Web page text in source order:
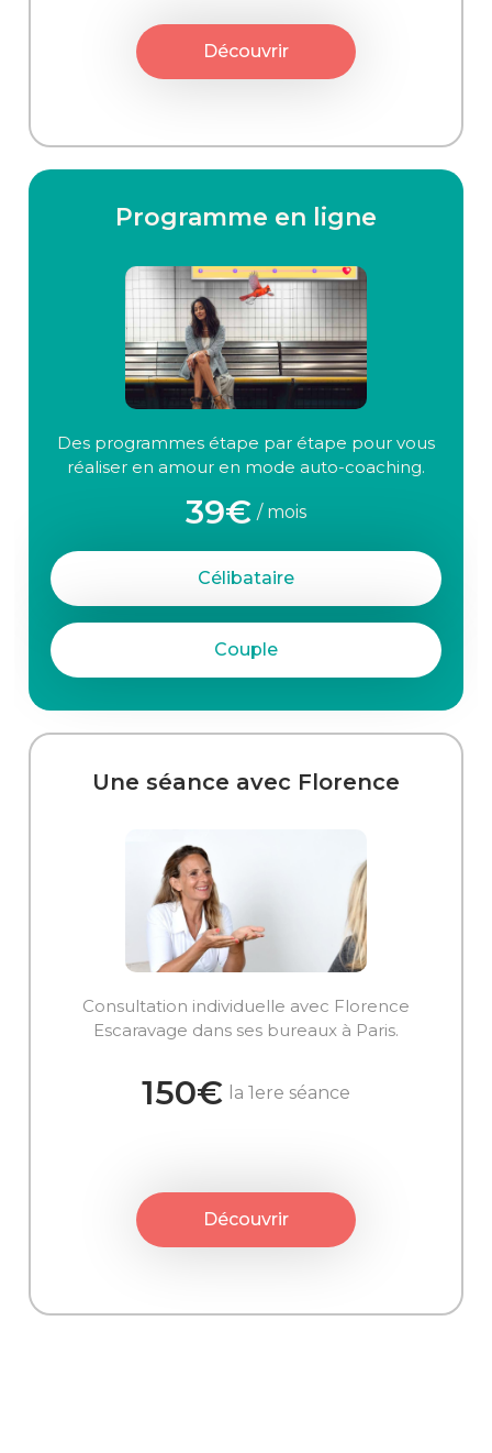
Découvrir
Programme en ligne
Des programmes étape par étape pour vous
réaliser en amour en mode auto-coaching.
39€ / mois
Célibataire
Couple
Une séance avec Florence
Consultation individuelle avec Florence
Escaravage dans ses bureaux à Paris.
150€ la 1ere séance
Découvrir